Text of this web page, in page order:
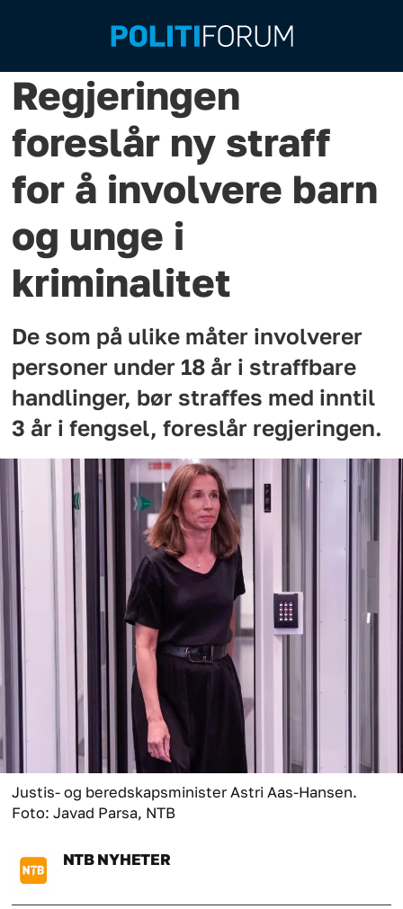
Regjeringen
foreslår ny straff
for å involvere barn
og unge i
kriminalitet
De som på ulike måter involverer
personer under 18 år i straffbare
handlinger, bør straffes med inntil
3 år i fengsel, foreslår regjeringen.
Justis- og beredskapsminister Astri Aas-Hansen.
Foto: Javad Parsa, NTB
NTB NYHETER